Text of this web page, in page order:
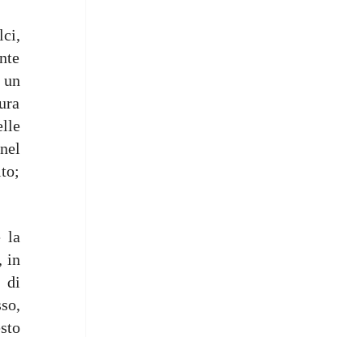
la
in
di